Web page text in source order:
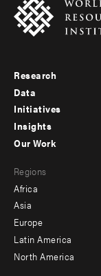
Footer
menu
-
Research
Data
Initiatives
Insights
menu
-
secondary
Our Work
Regions
Africa
Asia
Europe
Latin America
North America